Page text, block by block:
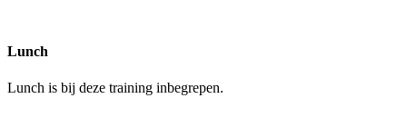
Lunch
Lunch is bij deze training inbegrepen.